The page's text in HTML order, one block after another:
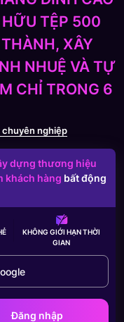
HỮU TỆP 500
XÂY
NHUỆ VÀ TỰ
CHỈ TRONG 6
nghiệp
dựng thương hiệu
khách hàng bất động
KHÔNG GIỚI HẠNTHỜI
GIAN
Đăng nhập